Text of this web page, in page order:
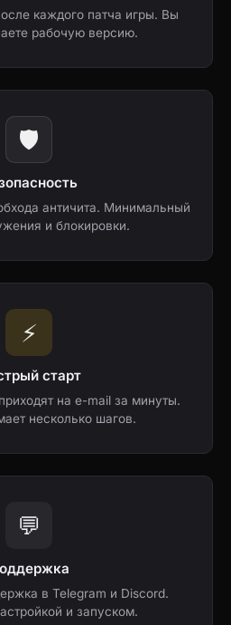
каждого патча игры. Вы
рабочую версию.
🛡️
античита. Минимальный
и блокировки.
⚡️
старт
на e-mail за минуты.
несколько шагов.
💬
в Telegram и Discord.
и запуском.